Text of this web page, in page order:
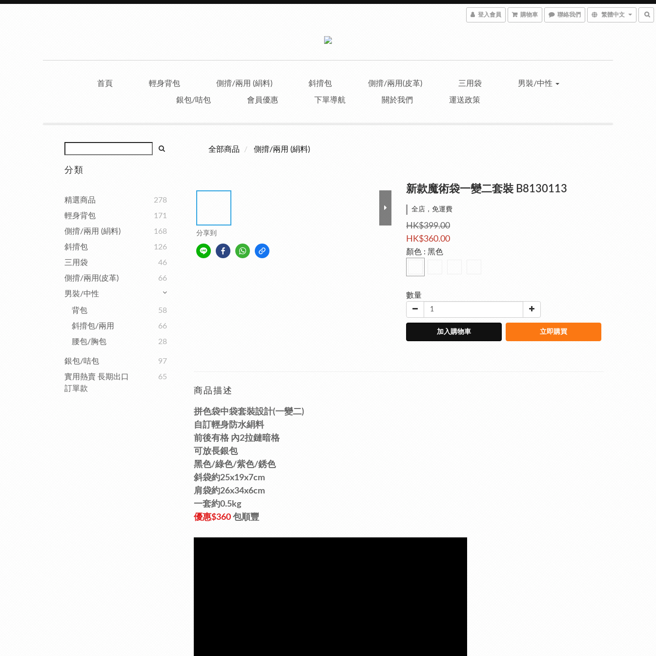
登入會員 購物車 聯絡我們 繁體中文
首頁 輕身背包 側揹/兩用 (絹料) 斜揹包 側揹/兩用(皮革) 三用袋 男裝/中性
銀包/咭包 會員優惠 下單導航 關於我們 運送政策
分類
精選商品
278
輕身背包
171
側揹/兩用 (絹料)
168
斜揹包
126
三用袋
46
側揹/兩用(皮革)
66
男裝/中性
背包
58
斜揹包/兩用
66
腰包/胸包
28
銀包/咭包
97
實用熱賣 長期出口
訂單款
65
全部商品 側揹/兩用 (絹料)
分享到
新款魔術袋一變二套裝 B8130113
全店，免運費
HK$399.00
HK$360.00
顏色 : 黑色
數量
加入購物車 立即購買
商品描述
拼色袋中袋套裝設計(一變二)
自訂輕身防水絹料
前後有格 內2拉鏈暗格
可放長銀包
黑色/綠色/紫色/銹色
斜袋約25x19x7cm
肩袋約26x34x6cm
一套約0.5kg
優惠$360 包順豐